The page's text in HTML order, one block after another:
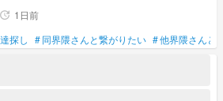
update 1日前
探し #同界隈さんと繋がりたい #他界隈さんと